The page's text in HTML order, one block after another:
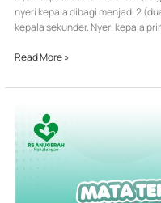
nyeri kepala dibagi menjadi 2
kepala sekunder. Nyeri kepala
Read More »
Terasa
Pegal
Saat